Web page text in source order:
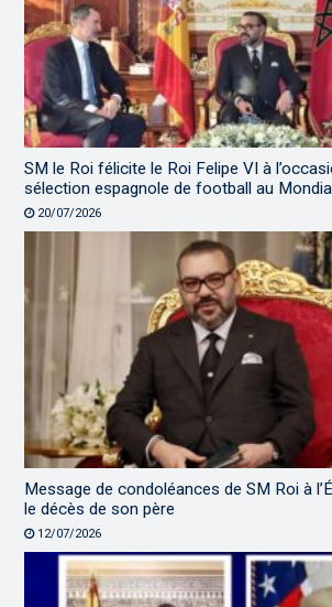
SM le Roi félicite le Roi Felipe VI à
sélection espagnole de football au
20/07/2026
Message de condoléances de SM Roi à
le décès de son père
12/07/2026